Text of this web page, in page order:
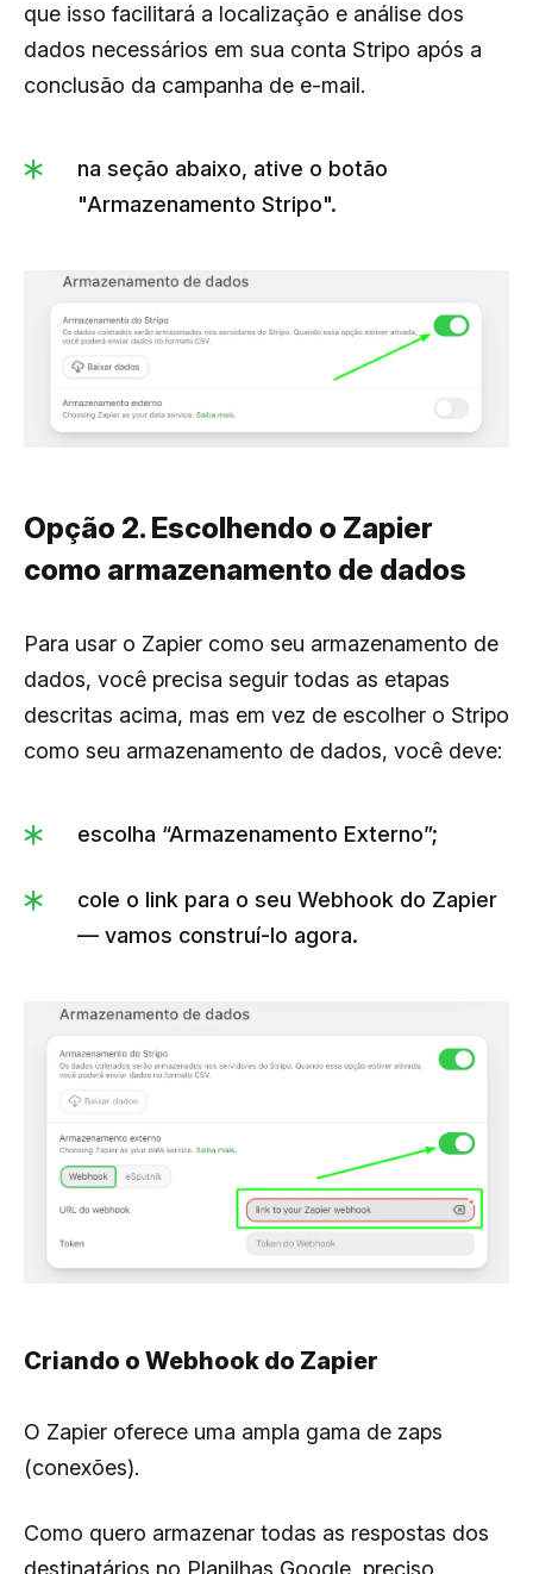
que isso facilitará a localização e análise dos
dados necessários em sua conta Stripo após a
conclusão da campanha de e-mail.
na seção abaixo, ative o botão
"Armazenamento Stripo".
Opção 2. Escolhendo o Zapier
como armazenamento de dados
Para usar o Zapier como seu armazenamento de
dados, você precisa seguir todas as etapas
descritas acima, mas em vez de escolher o Stripo
como seu armazenamento de dados, você deve:
escolha “Armazenamento Externo”;
cole o link para o seu Webhook do Zapier
— vamos construí-lo agora.
Criando o Webhook do Zapier
O Zapier oferece uma ampla gama de zaps
(conexões).
Como quero armazenar todas as respostas dos
destinatários no Planilhas Google, preciso